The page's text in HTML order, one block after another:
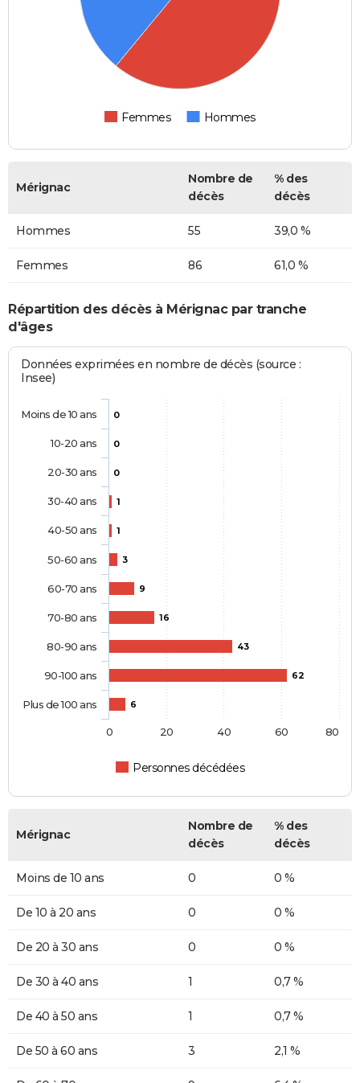
Femmes Hommes
Mérignac
Nombre de
décès
% des
décès
Hommes 55 39,0 %
Femmes 86 61,0 %
Répartition des décès à Mérignac par tranche
d'âges
Données exprimées en nombre de décès (source :
Insee)
0
0
0
1
1
3
9
16
43
62
6
Personnes décédées
Moins de 10 ans
10-20 ans
20-30 ans
30-40 ans
40-50 ans
50-60 ans
60-70 ans
70-80 ans
80-90 ans
90-100 ans
Plus de 100 ans
0 20 40 60 80
Mérignac
Nombre de
décès
% des
décès
Moins de 10 ans 0 0 %
De 10 à 20 ans 0 0 %
De 20 à 30 ans 0 0 %
De 30 à 40 ans 1 0,7 %
De 40 à 50 ans 1 0,7 %
De 50 à 60 ans 3 2,1 %